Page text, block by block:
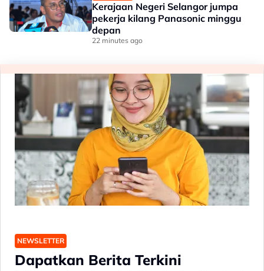
Kerajaan Negeri Selangor jumpa
pekerja kilang Panasonic minggu
depan
22 minutes ago
NEWSLETTER
Dapatkan Berita Terkini